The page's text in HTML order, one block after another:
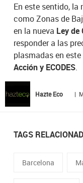
En este sentido,
como Zonas de
en la nueva Ley
responder a las
plasmadas en este
Acción y ECODES.
Hazte Eco |
TAGS
Barcelona